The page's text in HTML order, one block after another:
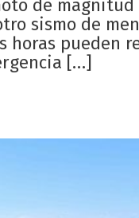
de magnitud
sismo de
horas pueden
[…]